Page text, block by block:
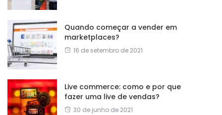
Quando começar a vender em
marketplaces?
16 de setembro de 2021
Live commerce: como e por que
fazer uma live de vendas?
30 de junho de 2021